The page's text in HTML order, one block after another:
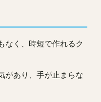
なく、時短で作れるク
があり、手が止まらな